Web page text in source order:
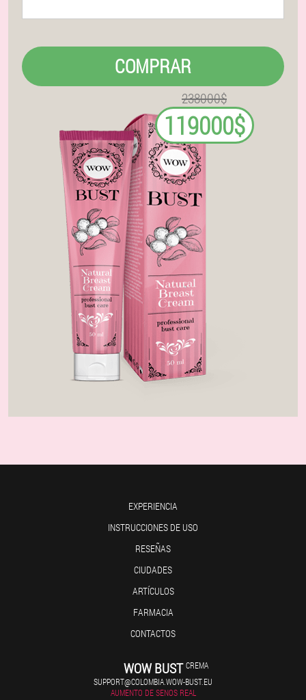
COMPRAR
238000$
119000$
EXPERIENCIA
INSTRUCCIONES DE USO
RESEÑAS
CIUDADES
ARTÍCULOS
FARMACIA
CONTACTOS
WOW BUST CREMA
SUPPORT@COLOMBIA.WOW-BUST.EU
AUMENTO DE SENOS REAL